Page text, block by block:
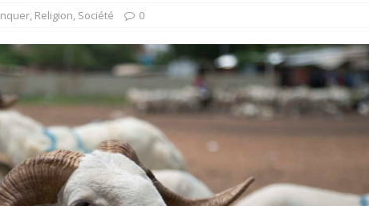
, Religion, Société 0